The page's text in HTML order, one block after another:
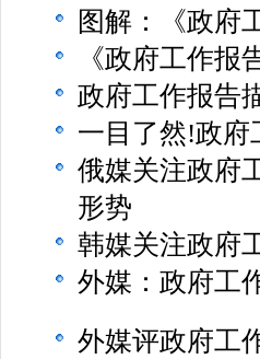
图解：《政府
《政府工作
政府工作报告
一目了然!政府
俄媒关注政府
形势
韩媒关注政府
外媒：政府工
外媒评政府工